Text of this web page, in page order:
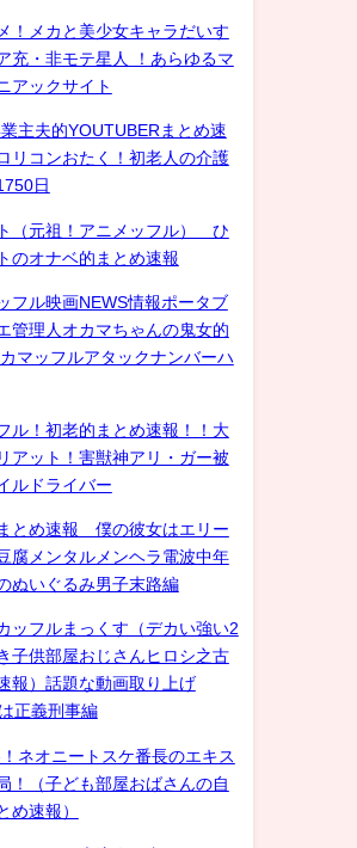
！メカと美少女キャラだいす
充・非モテ星人 ！あらゆるマ
アックサイト
主夫的YOUTUBERまとめ速
リコンおたく！初老人の介護
日
（元祖！アニメッフル） ひ
のオナベ的まとめ速報
フル映画NEWS情報ポータブ
管理人オカマちゃんの鬼女的
マッフルアタックナンバーハ
ル！初老的まとめ速報！！大
アット！害獣神アリ・ガー被
ルドライバー
とめ速報 僕の彼女はエリー
腐メンタルメンヘラ電波中年
ぬいぐるみ男子末路編
ッフルまっくす（デカい強い2
子供部屋おじさんヒロシ之古
報）話題な動画取り上げ
正義刑事編
ネオニートスケ番長のエキス
！（子ども部屋おばさんの自
め速報）